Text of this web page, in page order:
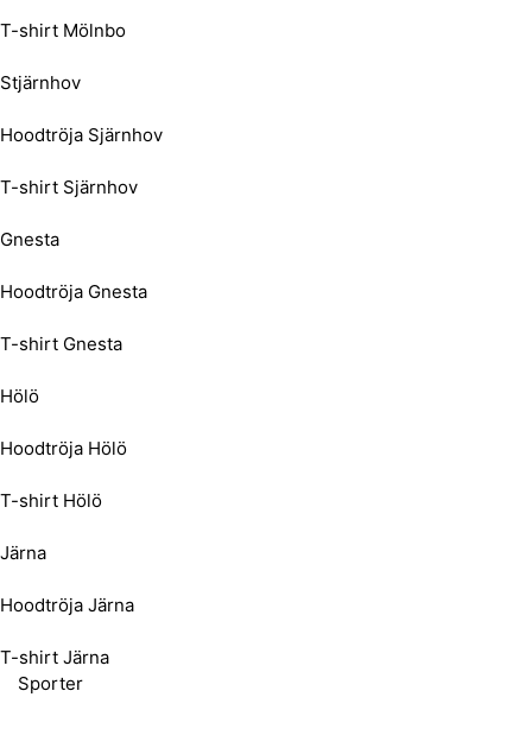
T-shirt Mölnbo
Stjärnhov
Hoodtröja Sjärnhov
T-shirt Sjärnhov
Gnesta
Hoodtröja Gnesta
T-shirt Gnesta
Hölö
Hoodtröja Hölö
T-shirt Hölö
Järna
Hoodtröja Järna
T-shirt Järna
Sporter